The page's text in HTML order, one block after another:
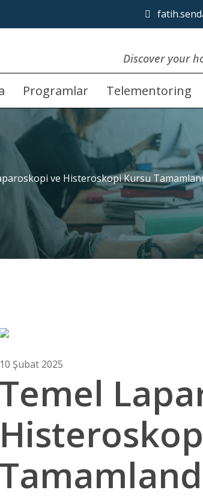
Discover your
Programlar(current)
Telementoring
ve Histeroskopi Kursu
10 Şubat 2025
Temel